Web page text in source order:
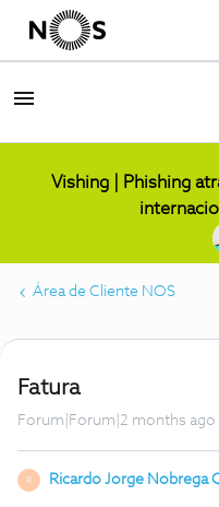
Vishing | Phishing
Área de Cliente NOS
Fatura
Forum|Forum|2 months ago
R Ricardo Jorge Nobrega